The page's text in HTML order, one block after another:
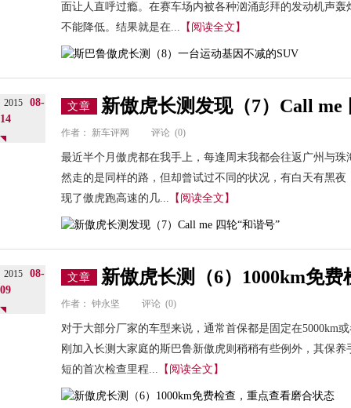
面让人直呼过瘾。在赛车场内被各种汹涌彭拜的发动机声
不能降低。结果就是在... 【阅读全文】
2015
08-
14
文章 新傲虎长测发现（7）Call me
作者： 新车评网 评论 (0)
最近半个月傲虎都在我手上，每逢周末我都会往返广州与
然走的是同样的路，但却曾试过不同的状况，有白天有黑
现了傲虎跑高速的几... 【阅读全文】
2015
08-
09
文章 新傲虎长测（6）1000km免
作者： 钟永坚 评论 (0)
对于大部分厂家的车型来说，通常首保都是固定在5000km
刚加入长测大家庭的斯巴鲁新傲虎则稍稍有些例外，其保
短的首次检查里程... 【阅读全文】